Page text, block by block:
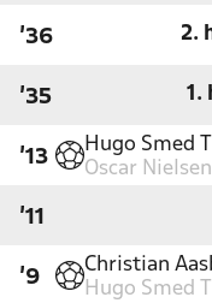
'36 2.
'35 1.
'13
Hugo Smed
Oscar
'11
'9
Christian
Hugo Smed